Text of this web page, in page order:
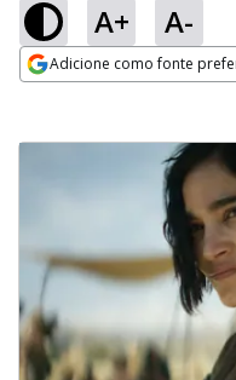
A+ A-
Adicione como fonte